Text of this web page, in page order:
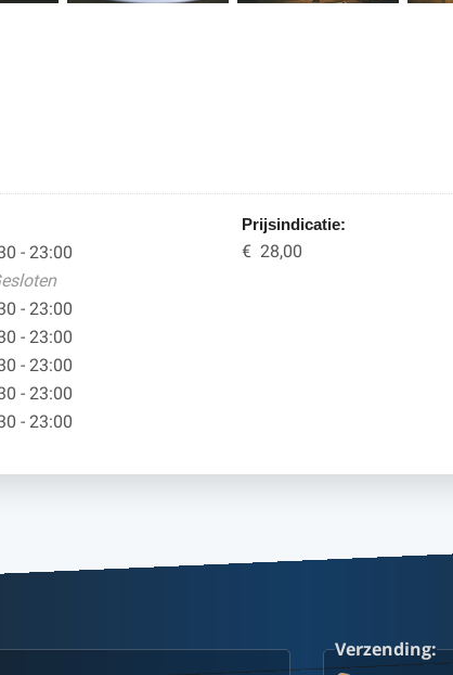
- 23:00
- 23:00
- 23:00
- 23:00
- 23:00
- 23:00
Prijsindicatie:
€ 28,00
Verzending: